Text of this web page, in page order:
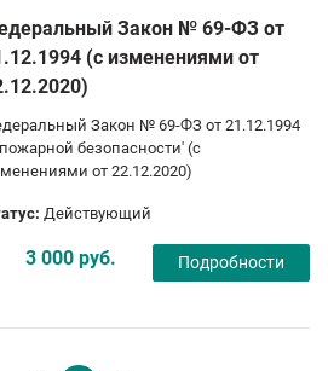
Закон № 69-ФЗ от
(с изменениями от
Закон № 69-ФЗ от 21.12.1994
безопасноcти' (с
от 22.12.2020)
Действующий
3 000 руб. Подробности